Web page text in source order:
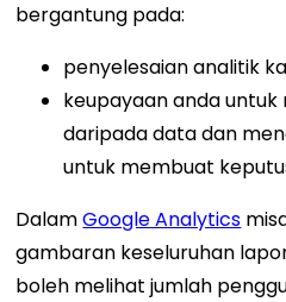
bergantung pada:
penyelesaian analitik
keupayaan anda
daripada data dan
untuk membuat
DalamGoogle Analytics
gambaran keseluruhan
boleh melihat jumlah